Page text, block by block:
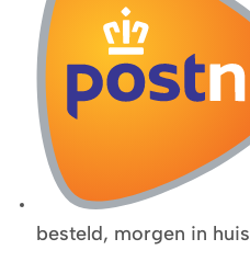
besteld, morgen in huis